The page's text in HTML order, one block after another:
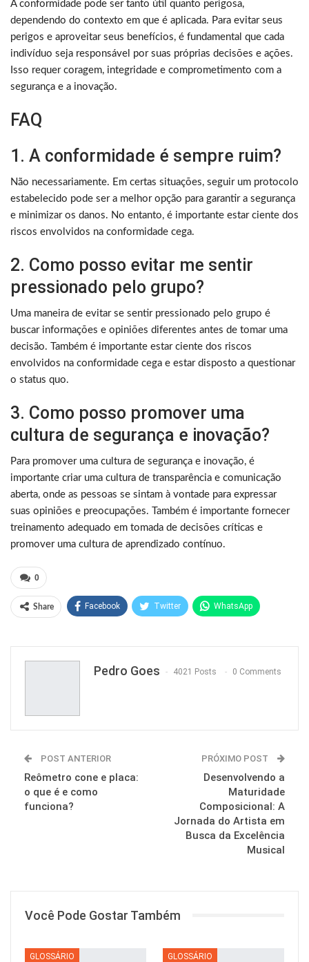
A conformidade pode ser tanto útil quanto perigosa,
dependendo do contexto em que é aplicada. Para evitar seus
perigos e aproveitar seus benefícios, é fundamental que cada
indivíduo seja responsável por suas próprias decisões e ações.
Isso requer coragem, integridade e comprometimento com a
segurança e a inovação.
FAQ
1. A conformidade é sempre ruim?
Não necessariamente. Em certas situações, seguir um protocolo
estabelecido pode ser a melhor opção para garantir a segurança
e minimizar os danos. No entanto, é importante estar ciente dos
riscos envolvidos na conformidade cega.
2. Como posso evitar me sentir
pressionado pelo grupo?
Uma maneira de evitar se sentir pressionado pelo grupo é
buscar informações e opiniões diferentes antes de tomar uma
decisão. Também é importante estar ciente dos riscos
envolvidos na conformidade cega e estar disposto a questionar
o status quo.
3. Como posso promover uma
cultura de segurança e inovação?
Para promover uma cultura de segurança e inovação, é
importante criar uma cultura de transparência e comunicação
aberta, onde as pessoas se sintam à vontade para expressar
suas opiniões e preocupações. Também é importante fornecer
treinamento adequado em tomada de decisões críticas e
promover uma cultura de aprendizado contínuo.
0
Share Facebook Twitter WhatsApp
Pedro Goes 4021 Posts 0 Comments
POST ANTERIOR
Reômetro cone e placa:
o que é e como
funciona?
PRÓXIMO POST
Desenvolvendo a
Maturidade
Composicional: A
Jornada do Artista em
Busca da Excelência
Musical
Você Pode Gostar Também
GLOSSÁRIO GLOSSÁRIO